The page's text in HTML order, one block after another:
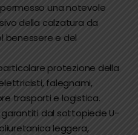
una notevole
della calzatura da
benessere e del
protezione della
falegnami,
trasporti e logistica.
dal sottopiede U-
leggera,